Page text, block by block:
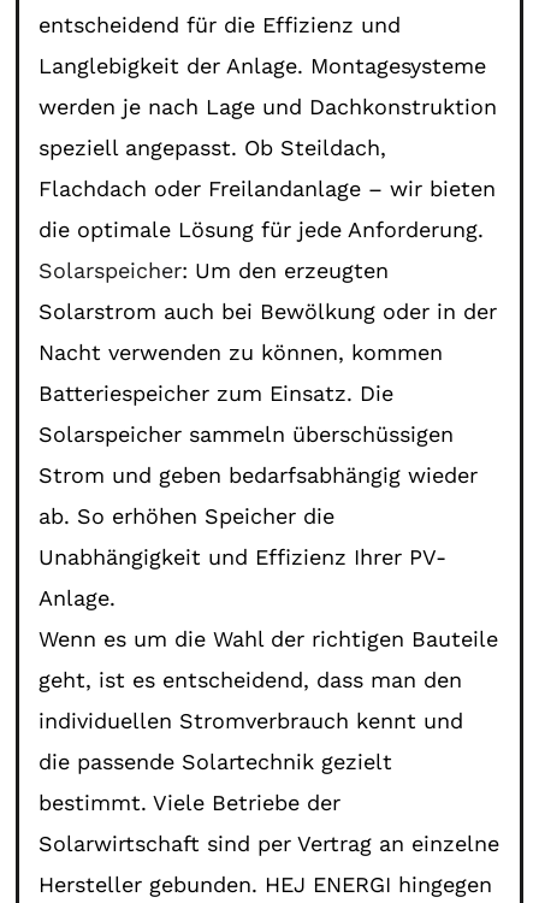
entscheidend für die Effizienz und
Langlebigkeit der Anlage. Montagesysteme
werden je nach Lage und Dachkonstruktion
speziell angepasst. Ob Steildach,
Flachdach oder Freilandanlage – wir bieten
die optimale Lösung für jede Anforderung.
Solarspeicher: Um den erzeugten
Solarstrom auch bei Bewölkung oder in der
Nacht verwenden zu können, kommen
Batteriespeicher zum Einsatz. Die
Solarspeicher sammeln überschüssigen
Strom und geben bedarfsabhängig wieder
ab. So erhöhen Speicher die
Unabhängigkeit und Effizienz Ihrer PV-
Anlage.
Wenn es um die Wahl der richtigen Bauteile
geht, ist es entscheidend, dass man den
individuellen Stromverbrauch kennt und
die passende Solartechnik gezielt
bestimmt. Viele Betriebe der
Solarwirtschaft sind per Vertrag an einzelne
Hersteller gebunden. HEJ ENERGI hingegen